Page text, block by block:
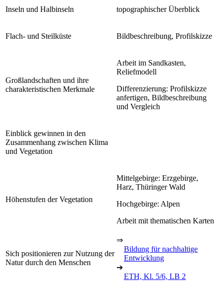
Inseln und Halbinseln topographischer Überblick
Flach- und Steilküste Bildbeschreibung, Profilskizze
Großlandschaften und ihre
charakteristischen Merkmale
Arbeit im Sandkasten,
Reliefmodell
Differenzierung: Profilskizze
anfertigen, Bildbeschreibung
und Vergleich
Einblick gewinnen in den
Zusammenhang zwischen Klima
und Vegetation
Höhenstufen der Vegetation
Mittelgebirge: Erzgebirge,
Harz, Thüringer Wald
Hochgebirge: Alpen
Arbeit mit thematischen Karten
Sich positionieren zur Nutzung der
Natur durch den Menschen
⇒
Bildung für nachhaltige
Entwicklung
➔
ETH, Kl. 5/6, LB 2